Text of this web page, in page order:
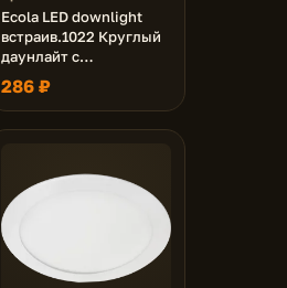
Ecola LED downlight
встраив.1022 Круглый
даунлайт с
креплением под любое
отверстие (50-140mm)
15W 220V 6500K 175x20
286 ₽